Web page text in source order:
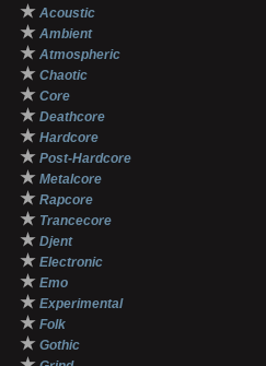
★ Acoustic
★ Ambient
★ Atmospheric
★ Chaotic
★ Core
★ Deathcore
★ Hardcore
★ Post-Hardcore
★ Metalcore
★ Rapcore
★ Trancecore
★ Djent
★ Electronic
★ Emo
★ Experimental
★ Folk
★ Gothic